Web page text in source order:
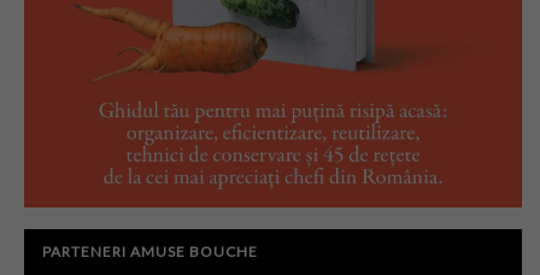
PARTENERI AMUSE BOUCHE